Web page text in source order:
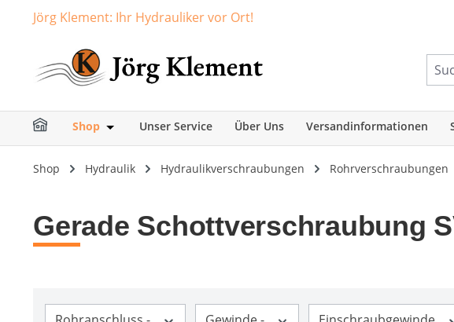
Zur Hauptnavigation springen
Jörg Klement: Ihr Hydrauliker vor Ort!
Shop Öffne oder Schließe das Dropdown der Kategorie Shop
Unser Service Über Uns Versandinformationen
Shop Hydraulik Hydraulikverschraubungen Rohrverschraubungen
Gerade Schottverschraubung